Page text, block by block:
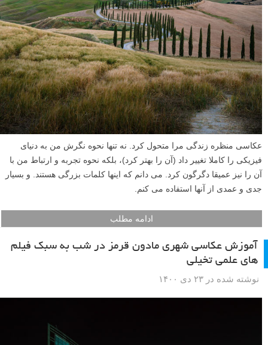
عکاسی منظره زندگی مرا متحول کرد. نه تنها نحوه نگرش من به دنیای
فیزیکی را کاملا تغییر داد (آن را بهتر کرد)، بلکه نحوه تجربه و ارتباط من با
آن را نیز عمیقا دگرگون کرد. می دانم که اینها کلمات بزرگی هستند. و بسیار
جدی و عمدی از آنها استفاده می کنم.
ادامه مطلب
آموزش عکاسی شهری مادون قرمز در شب به سبک فیلم
های علمی تخیلی
نوشته شده در ۲۳ دی ۱۴۰۰